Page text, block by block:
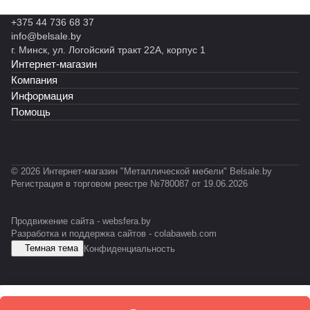
н
ы
й
C
2
L
+375 44 736 68 37
info@belsale.by
г. Минск, ул. Логойский тракт 22А, корпус 1
Интернет-магазин
Компания
Информация
Помощь
© 2026 Интернет-магазин "Металлической мебели" Belsale.by
Регистрация в торговом реестре №780087 от 19.06.2026
Продвижение сайта - websfera.by
Разработка и поддержка сайтов - colabaweb.com
Темная тема Конфиденциальность